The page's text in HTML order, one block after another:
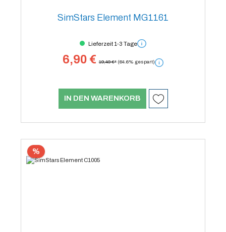
SimStars Element MG1161
Lieferzeit 1-3 Tage
6,90 € 19,49 €* (64.6% gespart)
IN DEN WARENKORB
%